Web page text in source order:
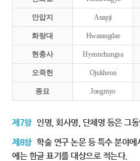
안압지 Anapji
화랑대 Hwarangdae
현충사 Hyeonchungsa
오죽헌 Ojukheon
종묘 Jongmyo
제7항 인명, 회사명, 단체명 등은 그
제8항 학술 연구 논문 등 특수 분야
에는 한글 표기를 대상으로 적는다.